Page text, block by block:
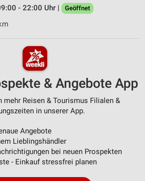
- 22:00 Uhr |
Geöffnet
& Angebote App
mehr Reisen & Tourismus Filialen &
in unserer App.
Angebote
Lieblingshändler
bei neuen Prospekten
- Einkauf stressfrei planen